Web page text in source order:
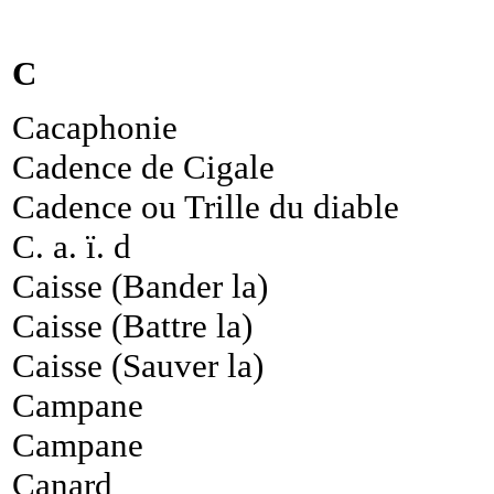
C
Cacaphonie
Cadence de Cigale
Cadence ou Trille du diable
C. a. ï. d
Caisse (Bander la)
Caisse (Battre la)
Caisse (Sauver la)
Campane
Campane
Canard